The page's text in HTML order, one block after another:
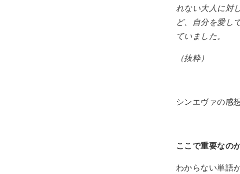
れない大人に対
ど、自分を愛し
ていました。
（抜粋）
シンエヴァの感
ここで重要なの
わからない単語